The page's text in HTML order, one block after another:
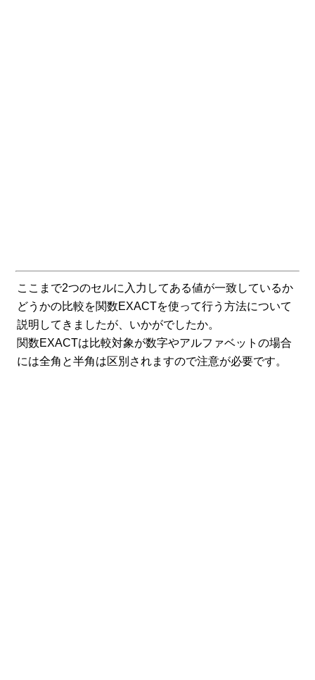
ここまで2つのセルに入力してある値が一致しているか
どうかの比較を関数EXACTを使って行う方法について
説明してきましたが、いかがでしたか。
関数EXACTは比較対象が数字やアルファベットの場合
には全角と半角は区別されますので注意が必要です。